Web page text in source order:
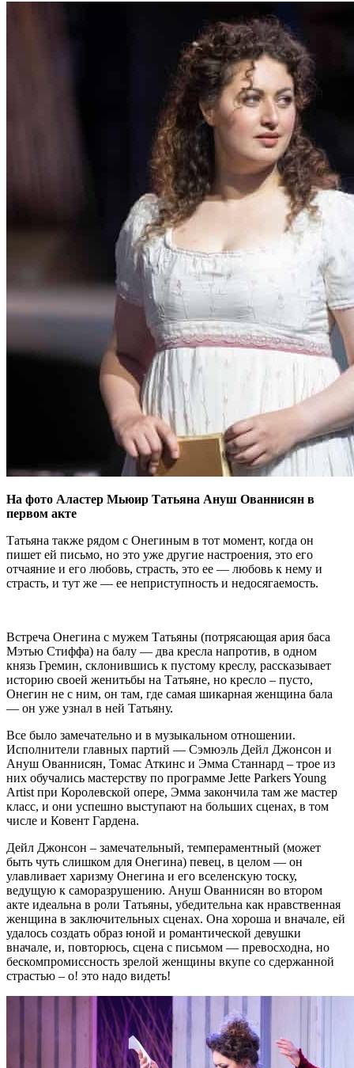
На фото Аластер Мьюир Татьяна Ануш Ованнисян в
первом акте
Татьяна также рядом с Онегиным в тот момент, когда он
пишет ей письмо, но это уже другие настроения, это его
отчаяние и его любовь, страсть, это ее — любовь к нему и
страсть, и тут же — ее неприступность и недосягаемость.
Встреча Онегина с мужем Татьяны (потрясающая ария баса
Мэтью Стиффа) на балу — два кресла напротив, в одном
князь Гремин, склонившись к пустому креслу, рассказывает
историю своей женитьбы на Татьяне, но кресло – пусто,
Онегин не с ним, он там, где самая шикарная женщина бала
— он уже узнал в ней Татьяну.
Все было замечательно и в музыкальном отношении.
Исполнители главных партий — Сэмюэль Дейл Джонсон и
Ануш Ованнисян, Томас Аткинс и Эмма Станнард – трое из
них обучались мастерству по программe Jette Parkers Young
Artist при Королевской опере, Эмма закончила там же мастер
класс, и они успешно выступают на больших сценах, в том
числе и Ковент Гардена.
Дейл Джонсон – замечательный, темпераментный (может
быть чуть слишком для Онегина) певец, в целом — он
улавливает харизму Онегина и его вселенскую тоску,
ведущую к саморазрушению. Ануш Ованнисян во втором
акте идеальна в роли Татьяны, убедительна как нравственная
женщина в заключительных сценах. Она хороша и вначале, ей
удалось создать образ юной и романтической девушки
вначале, и, повторюсь, сцена с письмом — ​​превосходна, но
бескомпромиссность зрелой женщины вкупе со сдержанной
страстью – о! это надо видеть!